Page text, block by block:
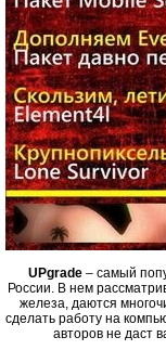
UPgrade – самый
России. В нем
железа, даются
сделать работу на
авторов не даст